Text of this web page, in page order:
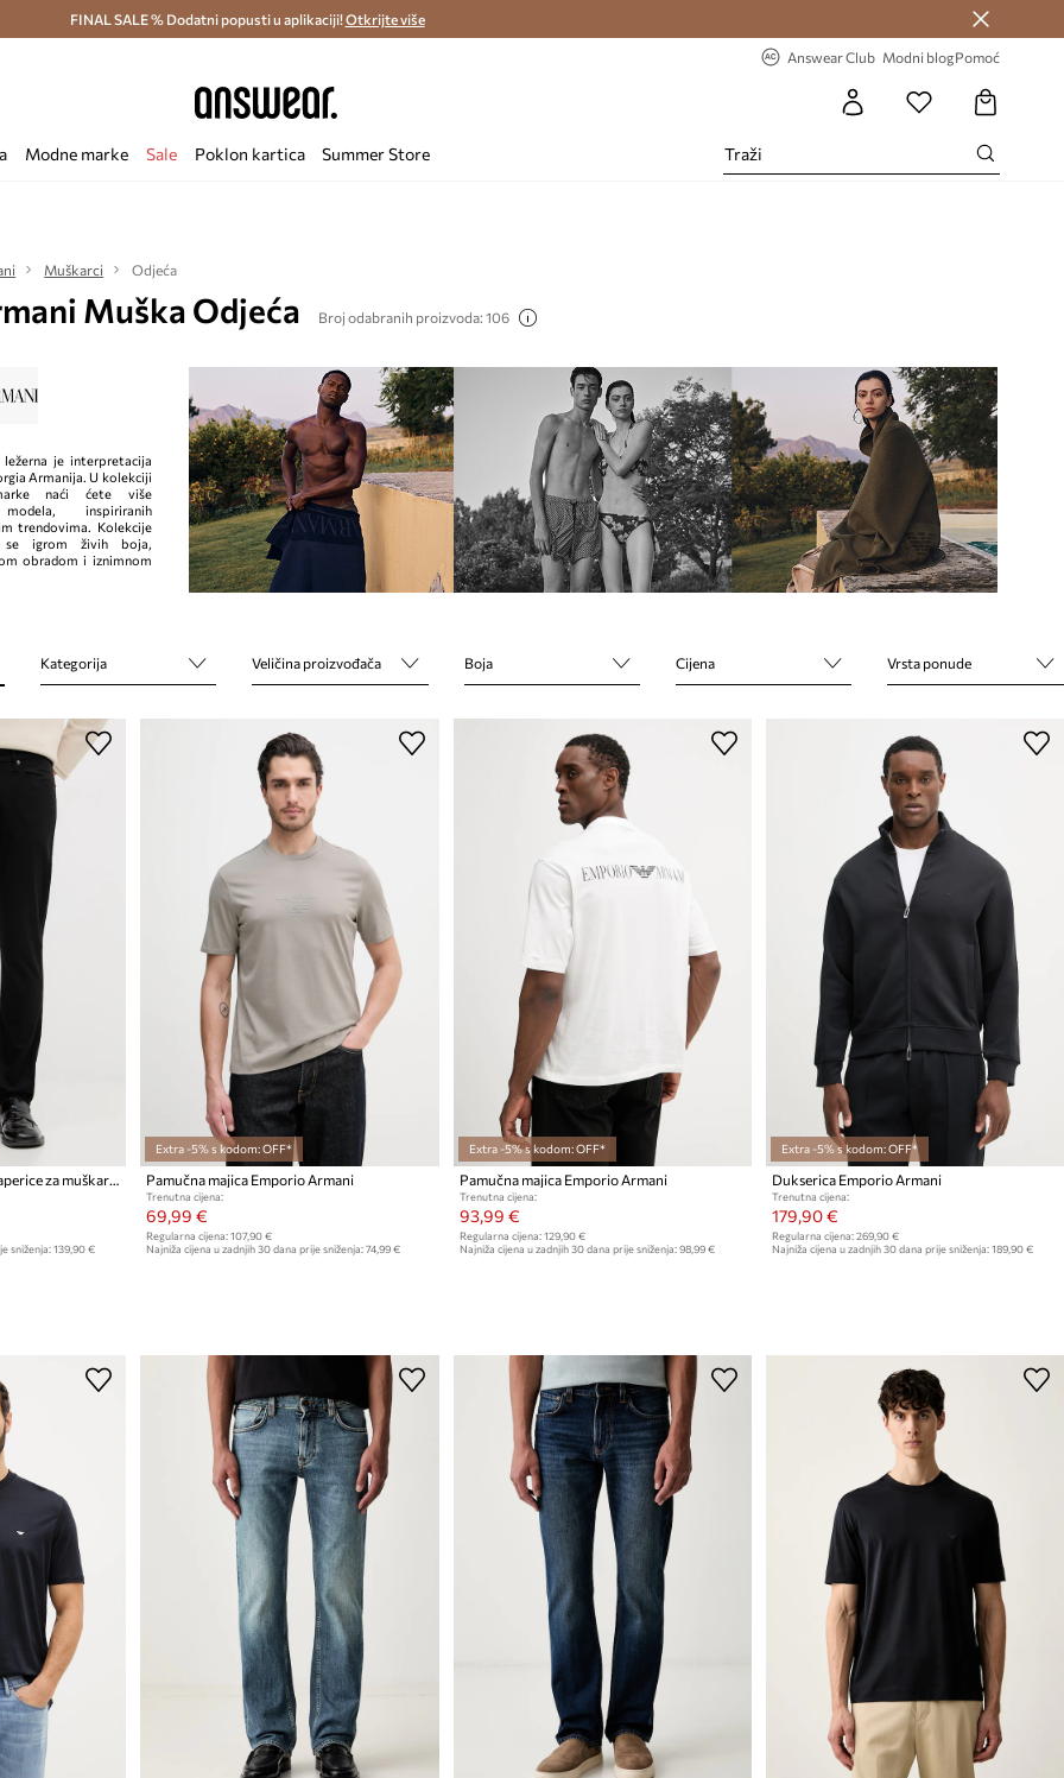
i povrat (od 70€) > Dostava u roku 48 sati >
FINAL SALE % Dodatni popusti u aplikaciji!Otkrijte više
Answear Club Modni blogPomoć
Modne marke Sale Poklon kartica Summer Store
Muškarci Odjeća
Muška Odjeća Broj odabranih proizvoda: 106
je interpretacija
Armanija. U kolekciji
naći ćete više
inspiriranih
trendovima. Kolekcije
se igrom živih boja,
obradom i iznimnom
Kategorija Veličina proizvođača Boja Cijena Vrsta ponude
Emporio Armani slim fit traperice za muškarce
sniženja: 139,90 €
Extra -5% s kodom: OFF*
Pamučna majica Emporio Armani
Trenutna cijena:
69,99 €
Regularna cijena: 107,90 €
Najniža cijena u zadnjih 30 dana prije sniženja: 74,99 €
Extra -5% s kodom: OFF*
Pamučna majica Emporio Armani
Trenutna cijena:
93,99 €
Regularna cijena: 129,90 €
Najniža cijena u zadnjih 30 dana prije sniženja: 98,99 €
Extra -5% s kodom: OFF*
Dukserica Emporio Armani
Trenutna cijena:
179,90 €
Regularna cijena: 269,90 €
Najniža cijena u zadnjih 30 dana prije sniženja: 189,90 €